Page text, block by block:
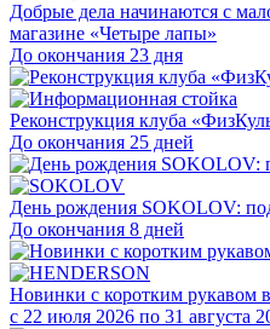
Добрые дела начинаются с
магазине «Четыре лапы»
До окончания 23 дня
Реконструкция клуба
До окончания 25 дней
День рождения SOKOLOV:
До окончания 8 дней
Новинки с коротким рукавом
с 22 июля 2026 по 31 августа